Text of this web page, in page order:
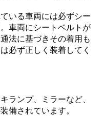
いる車両には必ずシー
車両にシートベルトが
法に基づきその着用も
必ず正しく装着してく
ランプ、ミラーなど、
備されています。